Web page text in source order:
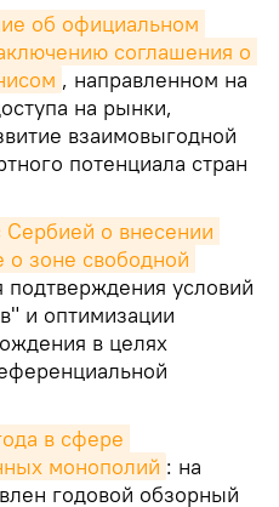
об официальном
соглашения о
, направленном на
на рынки,
взаимовыгодной
потенциала стран
Сербией о внесении
зоне свободной
условий
и оптимизации
в целях
в сфере
монополий : на
годовой обзорный